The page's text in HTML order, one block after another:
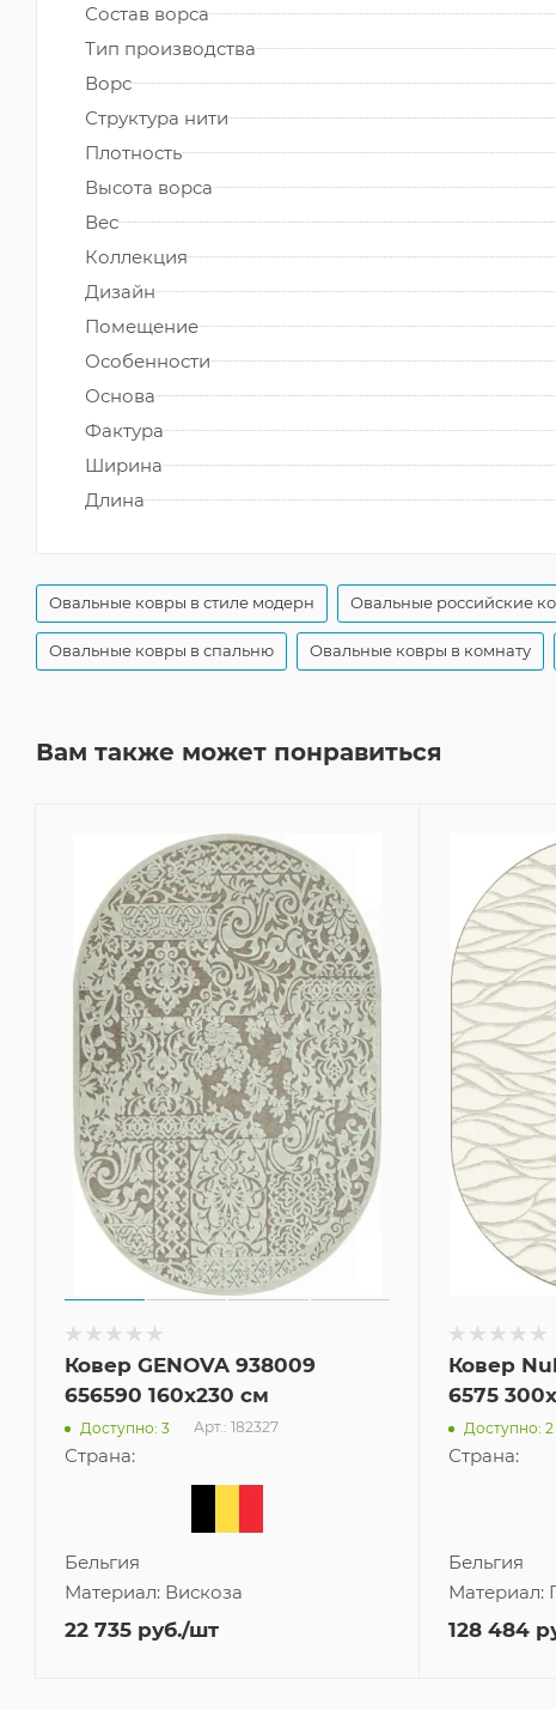
Состав ворса
Тип производства
Ворс
Структура нити
Плотность
Высота ворса
Вес
Коллекция
Дизайн
Помещение
Особенности
Основа
Фактура
Ширина
Длина
Овальные ковры в стиле модерн Овальные российские
Овальные ковры в спальню Овальные ковры в комнату
Вам также может понравиться
Ковер GENOVA 938009
656590 160x230 см
Доступно: 3 Арт.: 182327
Страна:
Бельгия
Материал: Вискоза
22 735 руб./шт
Ковер
6575
Доступно: 2
Страна:
Бельгия
Материал:
128 484